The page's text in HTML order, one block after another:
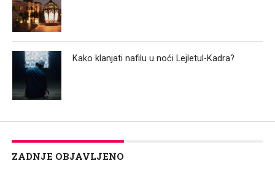
Kako klanjati nafilu u noći Lejletul-Kadra?
ZADNJE OBJAVLJENO